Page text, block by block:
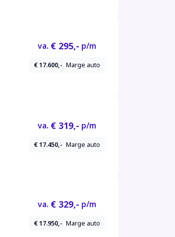
va. € 295,- p/m
€ 17.600,- Marge auto
va. € 319,- p/m
€ 17.450,- Marge auto
va. € 329,- p/m
€ 17.950,- Marge auto